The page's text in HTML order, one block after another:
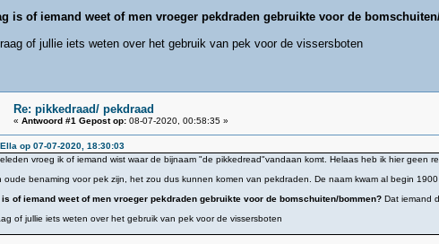
is of iemand weet of men vroeger pekdraden gebruikte voor de
of jullie iets weten over het gebruik van pek voor de vissersboten
Re: pikkedraad/ pekdraad
« Antwoord #1 Gepost op: 08-07-2020, 00:58:35 »
op 07-07-2020, 18:30:03
vroeg ik of iemand wist waar de bijnaam "de pikkedread"vandaan komt. Helaas heb ik hier geen
oude benaming voor pek zijn, het zou dus kunnen komen van pekdraden. De naam kwam al begin 1900
of iemand weet of men vroeger pekdraden gebruikte voor de bomschuiten/bommen? Dat iemand
of jullie iets weten over het gebruik van pek voor de vissersboten